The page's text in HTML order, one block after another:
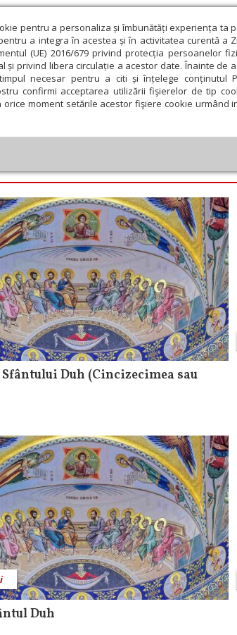
pentru a personaliza și îmbunătăți experiența ta
a integra în acestea și în activitatea curentă a
(UE) 2016/679 privind protecția persoanelor
și privind libera circulație a acestor date. Înainte de
necesar pentru a citi și înțelege conținutul
confirmi acceptarea utilizării fişierelor de tip
moment setările acestor fişiere cookie urmând
Educaţie și Cultură Societate
Duh (Cincizecimea sau
Duh